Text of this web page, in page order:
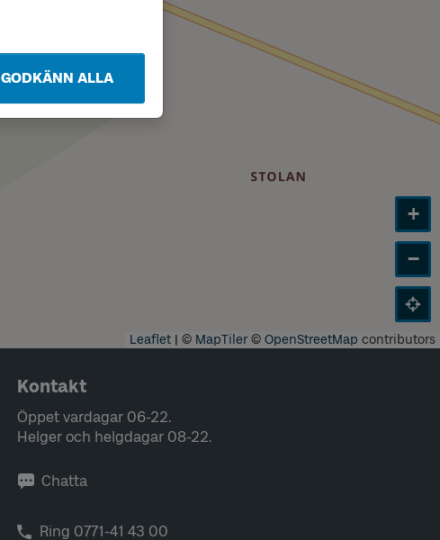
GODKÄNN ALLA
+
−
Leaflet | © MapTiler© OpenStreetMap contributors
Kontakt
Öppet vardagar 06-22.
Helger och helgdagar 08-22.
Chatta
Ring 0771-41 43 00